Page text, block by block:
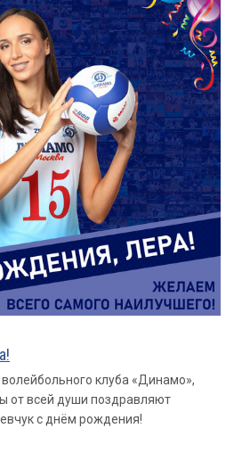
клуба «Динамо»,
от всей души поздравляют
с днём рождения!